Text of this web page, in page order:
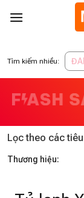
Tìm kiếm nhiều:
Lọc theo các
Thương hiệu: